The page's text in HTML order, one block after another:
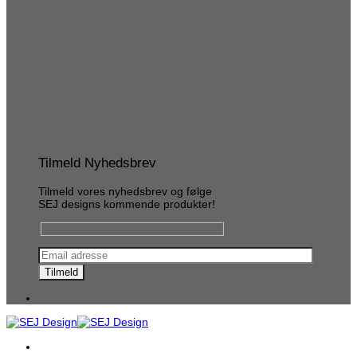
Tilmeld Nyhedsbrev
Tilmeld vores nyhedsbrev og følge
SEJ designs kommende produkter!